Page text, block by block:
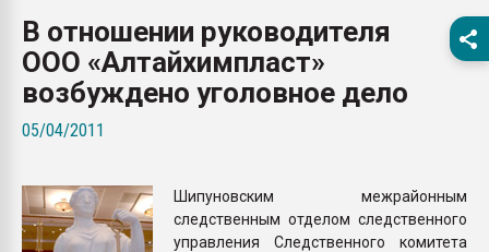
28.07.2026
ситуацией на
Всё, что касается
В отношении руководителя
ООО «Алтайхимпласт»
возбуждено уголовное дело
05/04/2011
Шипуновским межрайонным
следственным отделом следственного
управления Следственного комитета